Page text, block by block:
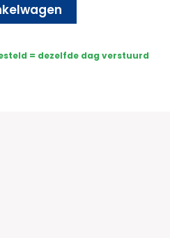
= dezelfde dag verstuurd